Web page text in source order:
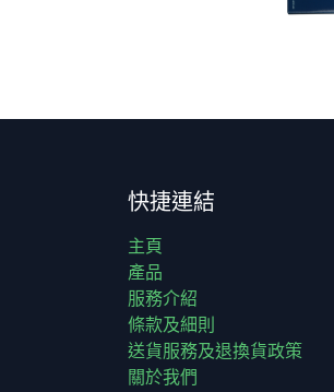
快捷連結
主頁
產品
服務介紹
條款及細則
送貨服務及退換貨政策
關於我們